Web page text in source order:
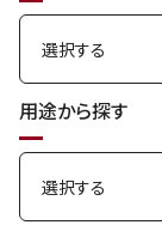
用途から探す